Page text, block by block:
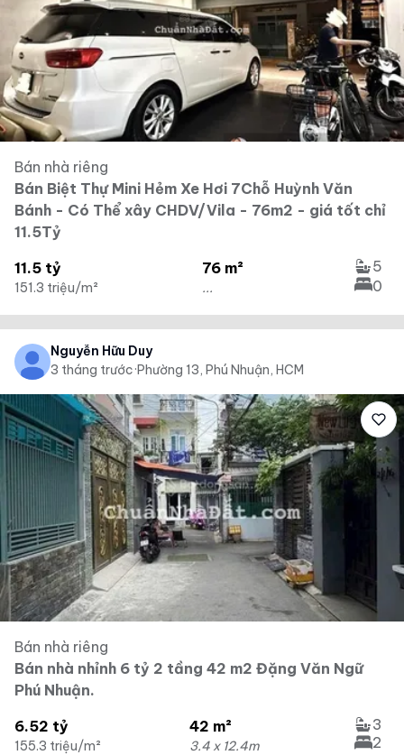
Bán nhà riêng
Bán Biệt Thự Mini Hẻm Xe Hơi 7Chỗ Huỳnh Văn
Bánh - Có Thể xây CHDV/Vila - 76m2 - giá tốt chỉ
11.5Tỷ
11.5 tỷ
151.3 triệu/m²
76 m²
...
5
0
Nguyễn Hữu Duy
3 tháng trước·Phường 13, Phú Nhuận, HCM
Bán nhà riêng
Bán nhà nhỉnh 6 tỷ 2 tầng 42 m2 Đặng Văn Ngữ
Phú Nhuận.
6.52 tỷ
155.3 triệu/m²
42 m²
3.4 x 12.4m
3
2